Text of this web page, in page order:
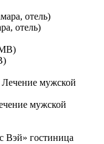
отель)
мужской